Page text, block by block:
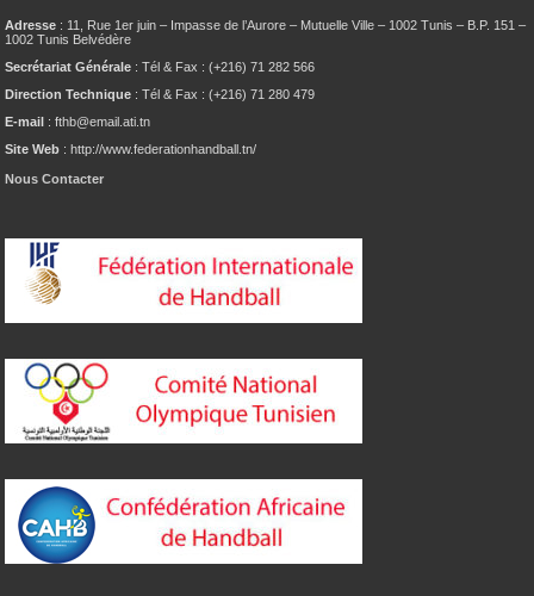
Adresse : 11, Rue 1er juin – Impasse de l’Aurore – Mutuelle Ville – 1002 Tunis – B.P. 151 –
1002 Tunis Belvédère
Secrétariat Générale : Tél & Fax : (+216) 71 282 566
Direction Technique : Tél & Fax : (+216) 71 280 479
E-mail : fthb@email.ati.tn
Site Web : http://www.federationhandball.tn/
Nous Contacter